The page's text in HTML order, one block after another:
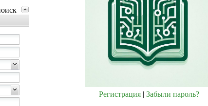
Регистрация | Забыли пароль?